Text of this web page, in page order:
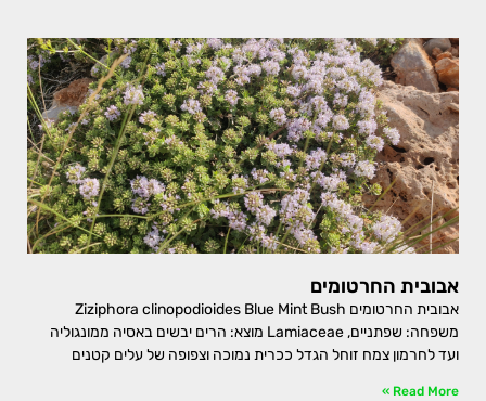
אבובית החרטומים
אבובית החרטומים Ziziphora clinopodioides Blue Mint Bush
משפחה: שפתניים, Lamiaceae מוצא: הרים יבשים באסיה ממונגוליה
ועד לחרמון צמח זוחל הגדל ככרית נמוכה וצפופה של עלים קטנים
Read More »